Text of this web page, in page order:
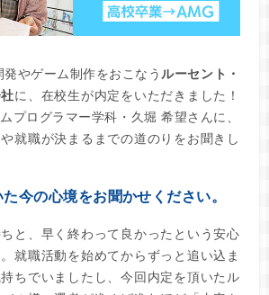
発やゲーム制作をおこなうルーセント・
に、在校生が内定をいただきました！
プログラマー学科・久堀 希望さんに、
就職が決まるまでの道のりをお聞きし
今の心境をお聞かせください。
と、早く終わって良かったという安心
就職活動を始めてからずっと追い込ま
ちでいましたし、今回内定を頂いたル